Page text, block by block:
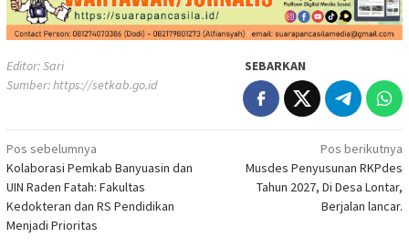
Editor: Sari
Sumber:https://setkab.go.id
SEBARKAN
Navigasi
pos
Pos sebelumnya
Kolaborasi Pemkab Banyuasin dan
UIN Raden Fatah: Fakultas
Kedokteran dan RS Pendidikan
Menjadi Prioritas
Pos berikutnya
Musdes Penyusunan RKPdes
Tahun 2027, Di Desa Lontar,
Berjalan lancar.